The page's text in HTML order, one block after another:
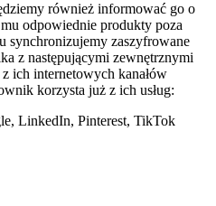
również informować go o
odpowiednie produkty poza
synchronizujemy zaszyfrowane
z następującymi zewnętrznymi
ich internetowych kanałów
korzysta już z ich usług:
LinkedIn, Pinterest, TikTok